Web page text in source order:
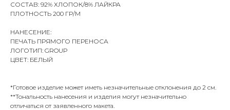
СОСТАВ: 92% ХЛОПОК/8% ЛАЙКРА
ПЛОТНОСТЬ 200 ГР/М
НАНЕСЕНИЕ:
ПЕЧАТЬ ПРЯМОГО ПЕРЕНОСА
ЛОГОТИП: GROUP
ЦВЕТ: БЕЛЫЙ
*Готовое изделие может иметь незначительные отклонения до 2 см.
**Тональность нанесения и изделия могут незначительно
отличаться от заявленного макета.